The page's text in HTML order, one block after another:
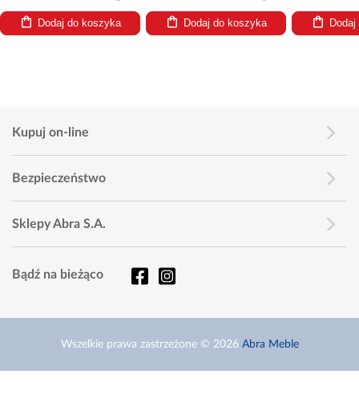
Dodaj do koszyka Dodaj do koszyka
Kupuj on-line
Bezpieczeństwo
Sklepy Abra S.A.
Bądź na bieżąco
Wszelkie prawa zastrzeżone © 2026 Abra Meble